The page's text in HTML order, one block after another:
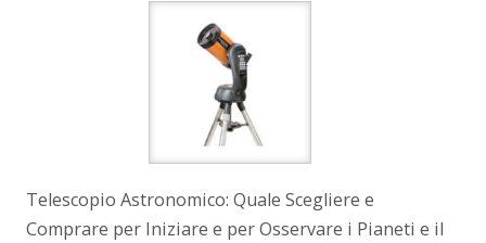
Telescopio Astronomico: Quale Scegliere e
Comprare per Iniziare e per Osservare i Pianeti e il